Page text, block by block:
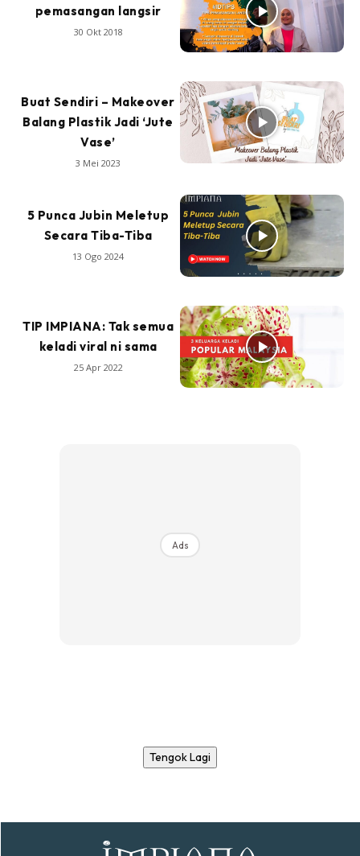
pemasangan langsir
30 Okt 2018
Buat Sendiri – Makeover
Balang Plastik Jadi ‘Jute
Vase’
3 Mei 2023
5 Punca Jubin Meletup
Secara Tiba-Tiba
13 Ogo 2024
TIP IMPIANA: Tak semua
keladi viral ni sama
25 Apr 2022
Ads
Tengok Lagi